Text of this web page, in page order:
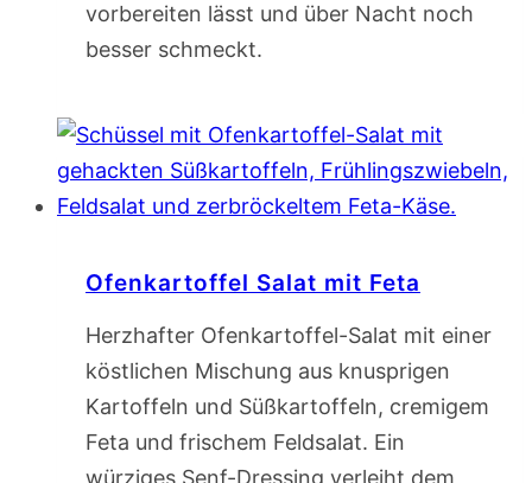
vorbereiten lässt und über Nacht noch
besser schmeckt.
Ofenkartoffel Salat mit Feta
Herzhafter Ofenkartoffel-Salat mit einer
köstlichen Mischung aus knusprigen
Kartoffeln und Süßkartoffeln, cremigem
Feta und frischem Feldsalat. Ein
würziges Senf-Dressing verleiht dem